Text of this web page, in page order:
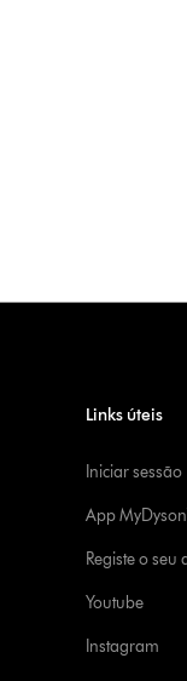
Links úteis
Iniciar sessão
App
Registe o
Youtube
Instagram